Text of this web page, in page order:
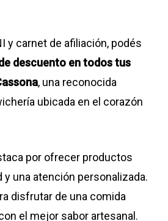
y carnet de afiliación, podés
descuento en todos tus
, una reconocida
ubicada en el corazón
por ofrecer productos
una atención personalizada.
disfrutar de una comida
el mejor sabor artesanal.